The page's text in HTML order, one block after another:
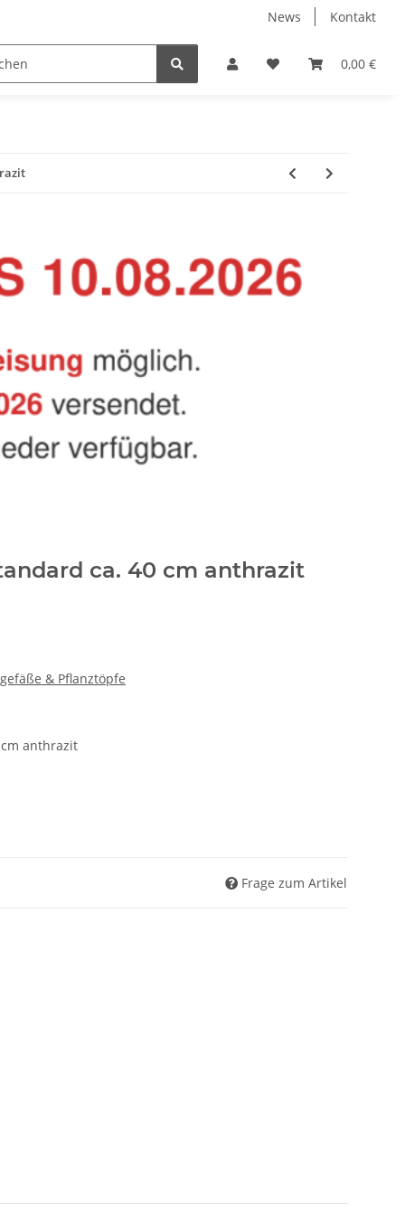
News Kontakt
0,00 €
Belüftung & Entlüftung
ca. 40 cm anthrazit
& Pflanztöpfe
anthrazit
Frage zum Artikel